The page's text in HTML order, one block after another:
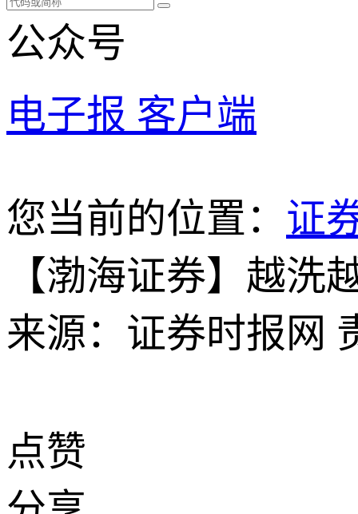
公众号
电子报 客户端
您当前的位置： 证
【渤海证券】越洗
来源：证券时报网
点赞